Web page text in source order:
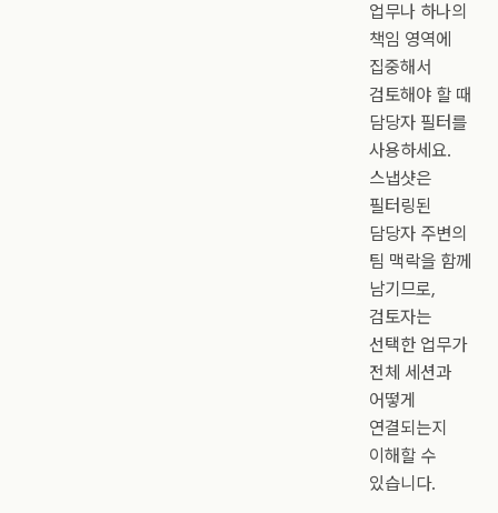
업무나 하나의
책임 영역에
집중해서
검토해야 할 때
담당자 필터를
사용하세요.
스냅샷은
필터링된
담당자 주변의
팀 맥락을 함께
남기므로,
검토자는
선택한 업무가
전체 세션과
어떻게
연결되는지
이해할 수
있습니다.